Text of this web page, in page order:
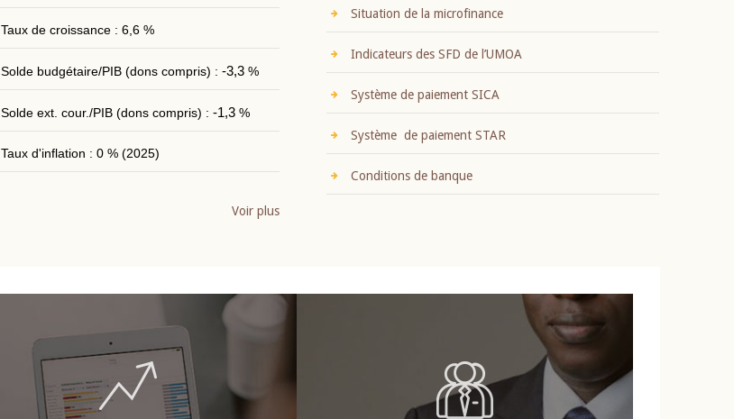
Taux de croissance : 6,6 %
Solde budgétaire/PIB (dons compris) : -3,3%
Solde ext. cour./PIB (dons compris) : -1,3%
Taux d'inflation : 0 % (2025)
Voir plus
Situation de la microfinance
Indicateurs des SFD de l’UMOA
Système de paiement SICA
Système de paiement STAR
Conditions de banque